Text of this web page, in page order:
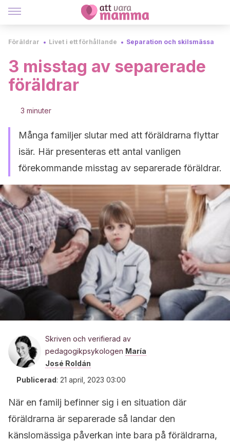
Föräldrar Livet i ett förhållande Separation och skilsmässa
3 misstag av separerade
föräldrar
3 minuter
Många familjer slutar med att föräldrarna flyttar
isär. Här presenteras ett antal vanligen
förekommande misstag av separerade föräldrar.
Skriven och verifierad av
pedagogikpsykologen María
José Roldán
Publicerad: 21 april, 2023 03:00
När en familj befinner sig i en situation där
föräldrarna är separerade så landar den
känslomässiga påverkan inte bara på föräldrarna,